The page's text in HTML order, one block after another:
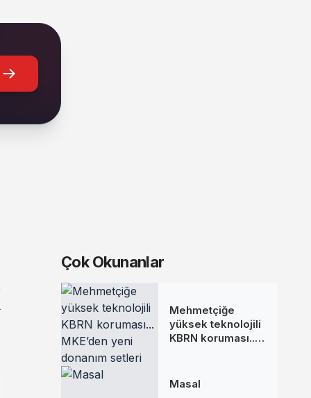
Çok Okunanlar
Mehmetçiğe
yüksek teknolojili
KBRN koruması...
Masal